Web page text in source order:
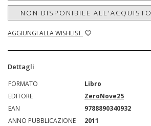
NON DISPONIBILE ALL'ACQUISTO
AGGIUNGI ALLA WISHLIST
Dettagli
FORMATO
Libro
EDITORE
ZeroNove25
EAN
9788890340932
ANNO PUBBLICAZIONE
2011